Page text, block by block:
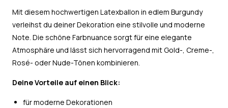
Mit diesem hochwertigen Latexballon in edlem Burgundy
verleihst du deiner Dekoration eine stilvolle und moderne
Note. Die schöne Farbnuance sorgt für eine elegante
Atmosphäre und lässt sich hervorragend mit Gold-, Creme-,
Rosé- oder Nude-Tönen kombinieren.
Deine Vorteile auf einen Blick:
für moderne Dekorationen